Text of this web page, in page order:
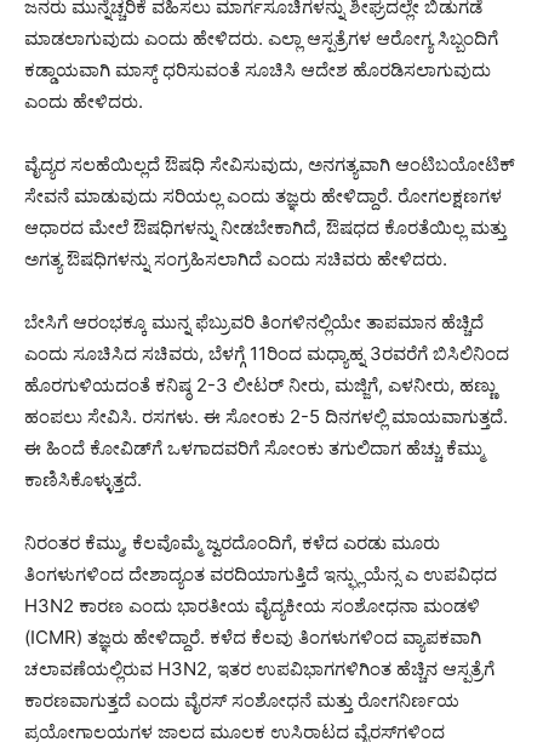
ಜನರು ಮುನ್ನೆಚ್ಚರಿಕೆ ವಹಿಸಲು ಮಾರ್ಗಸೂಚಿಗಳನ್ನು ಶೀಘ್ರದಲ್ಲೇ ಬಿಡುಗಡೆ
ಮಾಡಲಾಗುವುದು ಎಂದು ಹೇಳಿದರು. ಎಲ್ಲಾ ಆಸ್ಪತ್ರೆಗಳ ಆರೋಗ್ಯ ಸಿಬ್ಬಂದಿಗೆ
ಕಡ್ಡಾಯವಾಗಿ ಮಾಸ್ಕ್ ಧರಿಸುವಂತೆ ಸೂಚಿಸಿ ಆದೇಶ ಹೊರಡಿಸಲಾಗುವುದು
ಎಂದು ಹೇಳಿದರು.
ವೈದ್ಯರ ಸಲಹೆಯಿಲ್ಲದೆ ಔಷಧಿ ಸೇವಿಸುವುದು, ಅನಗತ್ಯವಾಗಿ ಆಂಟಿಬಯೋಟಿಕ್
ಸೇವನೆ ಮಾಡುವುದು ಸರಿಯಲ್ಲ ಎಂದು ತಜ್ಞರು ಹೇಳಿದ್ದಾರೆ. ರೋಗಲಕ್ಷಣಗಳ
ಆಧಾರದ ಮೇಲೆ ಔಷಧಿಗಳನ್ನು ನೀಡಬೇಕಾಗಿದೆ, ಔಷಧದ ಕೊರತೆಯಿಲ್ಲ ಮತ್ತು
ಅಗತ್ಯ ಔಷಧಿಗಳನ್ನು ಸಂಗ್ರಹಿಸಲಾಗಿದೆ ಎಂದು ಸಚಿವರು ಹೇಳಿದರು.
ಬೇಸಿಗೆ ಆರಂಭಕ್ಕೂ ಮುನ್ನ ಫೆಬ್ರುವರಿ ತಿಂಗಳಿನಲ್ಲಿಯೇ ತಾಪಮಾನ ಹೆಚ್ಚಿದೆ
ಎಂದು ಸೂಚಿಸಿದ ಸಚಿವರು, ಬೆಳಗ್ಗೆ 11ರಿಂದ ಮಧ್ಯಾಹ್ನ 3ರವರೆಗೆ ಬಿಸಿಲಿನಿಂದ
ಹೊರಗುಳಿಯದಂತೆ ಕನಿಷ್ಠ 2-3 ಲೀಟರ್ ನೀರು, ಮಜ್ಜಿಗೆ, ಎಳನೀರು, ಹಣ್ಣು
ಹಂಪಲು ಸೇವಿಸಿ. ರಸಗಳು. ಈ ಸೋಂಕು 2-5 ದಿನಗಳಲ್ಲಿ ಮಾಯವಾಗುತ್ತದೆ.
ಈ ಹಿಂದೆ ಕೋವಿಡ್‌ಗೆ ಒಳಗಾದವರಿಗೆ ಸೋಂಕು ತಗುಲಿದಾಗ ಹೆಚ್ಚು ಕೆಮ್ಮು
ಕಾಣಿಸಿಕೊಳ್ಳುತ್ತದೆ.
ನಿರಂತರ ಕೆಮ್ಮು, ಕೆಲವೊಮ್ಮೆ ಜ್ವರದೊಂದಿಗೆ, ಕಳೆದ ಎರಡು ಮೂರು
ತಿಂಗಳುಗಳಿಂದ ದೇಶಾದ್ಯಂತ ವರದಿಯಾಗುತ್ತಿದೆ ಇನ್ಫ್ಲುಯೆನ್ಸ ಎ ಉಪವಿಧದ
H3N2 ಕಾರಣ ಎಂದು ಭಾರತೀಯ ವೈದ್ಯಕೀಯ ಸಂಶೋಧನಾ ಮಂಡಳಿ
(ICMR) ತಜ್ಞರು ಹೇಳಿದ್ದಾರೆ. ಕಳೆದ ಕೆಲವು ತಿಂಗಳುಗಳಿಂದ ವ್ಯಾಪಕವಾಗಿ
ಚಲಾವಣೆಯಲ್ಲಿರುವ H3N2, ಇತರ ಉಪವಿಭಾಗಗಳಿಗಿಂತ ಹೆಚ್ಚಿನ ಆಸ್ಪತ್ರೆಗೆ
ಕಾರಣವಾಗುತ್ತದೆ ಎಂದು ವೈರಸ್ ಸಂಶೋಧನೆ ಮತ್ತು ರೋಗನಿರ್ಣಯ
ಪ್ರಯೋಗಾಲಯಗಳ ಜಾಲದ ಮೂಲಕ ಉಸಿರಾಟದ ವೈರಸ್‌ಗಳಿಂದ